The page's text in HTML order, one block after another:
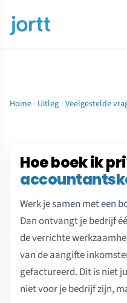
Home › Uitleg › Veelgestelde
Hoe boek ik
Werk je samen met een
Dan ontvangt je bedrijf
de verrichte
van de aangifte
gefactureerd. Dit is niet
niet voor je bedrijf zijn,